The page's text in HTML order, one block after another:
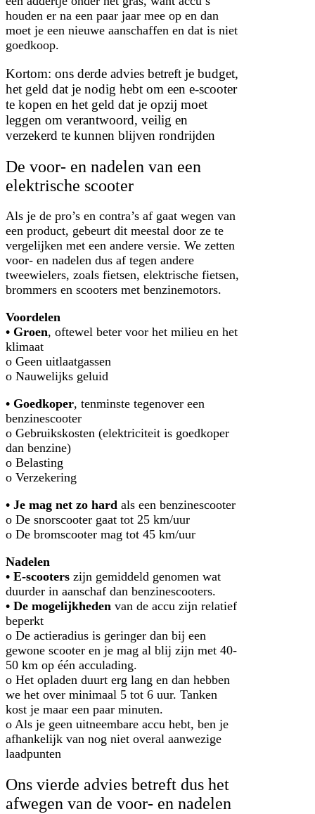
houden er na een paar jaar mee op en dan
moet je een nieuwe aanschaffen en dat is niet
goedkoop.
Kortom: ons derde advies betreft je budget,
het geld dat je nodig hebt om een e-scooter
te kopen en het geld dat je opzij moet
leggen om verantwoord, veilig en
verzekerd te kunnen blijven rondrijden
De voor- en nadelen van een
elektrische scooter
Als je de pro’s en contra’s af gaat wegen van
een product, gebeurt dit meestal door ze te
vergelijken met een andere versie. We zetten
voor- en nadelen dus af tegen andere
tweewielers, zoals fietsen, elektrische fietsen,
brommers en scooters met benzinemotors.
Voordelen
• Groen, oftewel beter voor het milieu en het
klimaat
o Geen uitlaatgassen
o Nauwelijks geluid
• Goedkoper, tenminste tegenover een
benzinescooter
o Gebruikskosten (elektriciteit is goedkoper
dan benzine)
o Belasting
o Verzekering
• Je mag net zo hard als een benzinescooter
o De snorscooter gaat tot 25 km/uur
o De bromscooter mag tot 45 km/uur
Nadelen
• E-scooters zijn gemiddeld genomen wat
duurder in aanschaf dan benzinescooters.
• De mogelijkheden van de accu zijn relatief
beperkt
o De actieradius is geringer dan bij een
gewone scooter en je mag al blij zijn met 40-
50 km op één acculading.
o Het opladen duurt erg lang en dan hebben
we het over minimaal 5 tot 6 uur. Tanken
kost je maar een paar minuten.
o Als je geen uitneembare accu hebt, ben je
afhankelijk van nog niet overal aanwezige
laadpunten
Ons vierde advies betreft dus het
afwegen van de voor- en nadelen